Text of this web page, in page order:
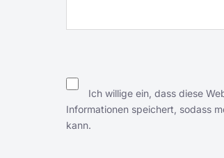
Ich willige ein, dass diese
Informationen speichert, sodass
kann.